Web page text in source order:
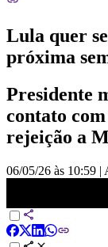
Lula quer
próxima
Presidente
contato
rejeição a
06/05/26 às 10:59 |